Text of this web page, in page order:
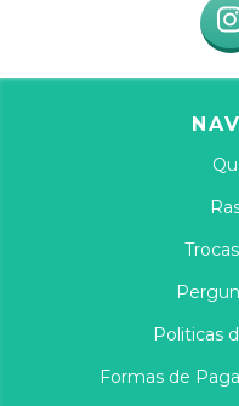
Politicas
Formas de